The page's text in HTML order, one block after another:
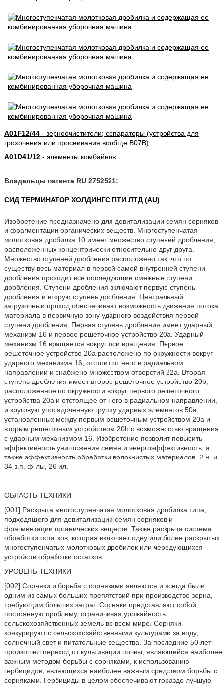
A01F12/44- зерноочистители; сепараторы (устройства для
грохочения или просеивания вообще B07B)
A01D41/12- элементы комбайнов
Владельцы патента RU 2752521:
СИД ТЕРМИНАТОР ХОЛДИНГС ПТИ ЛТД (AU)
Изобретение предназначено для девитализации семян сорняков
и фрагментации органических веществ. Многоступенчатая
молотковая дробилка 10 имеет множество ступеней дробления,
расположенных концентрически относительно друг друга.
Множество ступеней дробления расположено так, что по
существу весь материал в первой самой внутренней ступени
дробления проходит все последующие смежные ступени
дробления. Ступени дробления включают первую ступень
дробления и вторую ступень дробления. Центральный
загрузочный проход обеспечивает возможность движения потока
материала в первичную зону ударного воздействия первой
ступени дробления. Первая ступень дробления имеет ударный
механизм 16 и первое решеточное устройство 20a. Ударный
механизм 16 вращается вокруг оси вращения. Первое
решеточное устройство 20a расположено по окружности вокруг
ударного механизма 16, отстоит от него в радиальном
направлении и снабжено множеством отверстий 22а. Вторая
ступень дробления имеет второе решеточное устройство 20b,
расположенное по окружности вокруг первого решеточного
устройства 20a и отстоящее от него в радиальном направлении,
и круговую упорядоченную группу ударных элементов 50a,
установленных между первым решеточным устройством 20a и
вторым решеточным устройством 20b с возможностью вращения
с ударным механизмом 16. Изобретение позволит повысить
эффективность уничтожения семян и энергоэффективность, а
также эффективность обработки волокнистых материалов. 2 н. и
34 з.п. ф-лы, 26 ил.
ОБЛАСТЬ ТЕХНИКИ
[001] Раскрыта многоступенчатая молотковая дробилка типа,
подходящего для девитализации семян сорняков и
фрагментации органических веществ. Также раскрыта система
обработки остатков, которая включает одну или более раскрытых
многоступенчатых молотковых дробилок или чередующихся
устройств обработки остатков.
УРОВЕНЬ ТЕХНИКИ
[002] Сорняки и борьба с сорняками являются и всегда были
одним из самых больших препятствий при производстве зерна,
требующим больших затрат. Сорняки представляют собой
постоянную проблему, ограничивая урожайность
сельскохозяйственных земель во всем мире. Сорняки
конкурируют с сельскохозяйственными культурами за воду,
солнечный свет и питательные вещества. За последние 50 лет
произошел переход от культивации почвы, являющейся наиболее
важным методом борьбы с сорняками, к использованию
гербицидов, являющихся наиболее важным средством борьбы с
сорняками. Гербициды в целом обеспечивают гораздо лучшую